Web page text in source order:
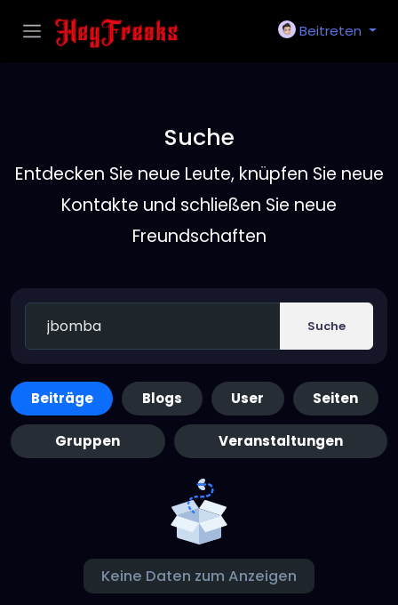
Beitreten
Suche
Entdecken Sie neue Leute, knüpfen Sie neue
Kontakte und schließen Sie neue
Freundschaften
Suche
Beiträge Blogs User Seiten
Gruppen Veranstaltungen
Keine Daten zum Anzeigen